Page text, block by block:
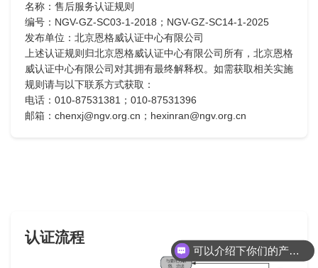
名称：售后服务认证规则
编号：NGV-GZ-SC03-1-2018；NGV-GZ-SC14-1-2025
发布单位：北京恩格威认证中心有限公司
上述认证规则归北京恩格威认证中心有限公司所有，北京恩格
威认证中心有限公司对其拥有最终解释权。如需获取相关实施
规则请与以下联系方式获取：
电话：010-87531381；010-87531396
邮箱：chenxj@ngv.org.cn；hexinran@ngv.org.cn
认证流程
可以介绍下你们的产品么？